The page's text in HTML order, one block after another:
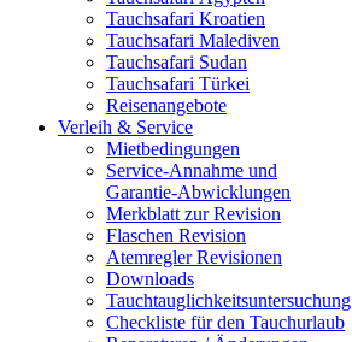
Tauchsafari Kroatien
Tauchsafari Malediven
Tauchsafari Sudan
Tauchsafari Türkei
Reisenangebote
Verleih & Service
Mietbedingungen
Service-Annahme und
Garantie-Abwicklungen
Merkblatt zur Revision
Flaschen Revision
Atemregler Revisionen
Downloads
Tauchtauglichkeitsuntersuchung
Checkliste für den Tauchurlaub